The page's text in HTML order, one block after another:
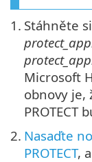
1. Stáhněte
Microsoft
obnovy je,
PROTECT
2. Nasaďte
PROTECT,